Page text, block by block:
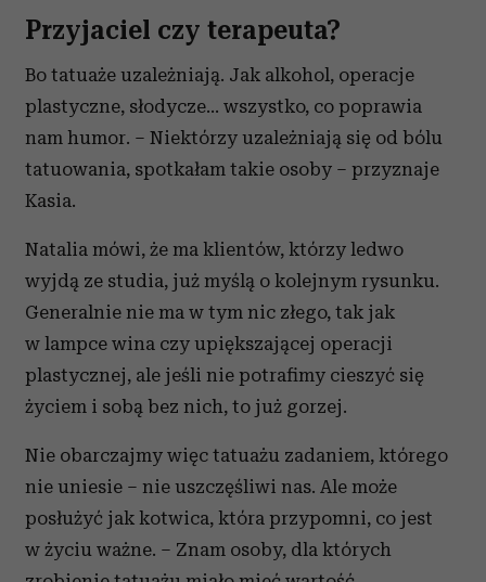
Przyjaciel czy terapeuta?
Bo tatuaże uzależniają. Jak alkohol, operacje
plastyczne, słodycze… wszystko, co poprawia
nam humor. – Niektórzy uzależniają się od bólu
tatuowania, spotkałam takie osoby – przyznaje
Kasia.
Natalia mówi, że ma klientów, którzy ledwo
wyjdą ze studia, już myślą o kolejnym rysunku.
Generalnie nie ma w tym nic złego, tak jak
w lampce wina czy upiększającej operacji
plastycznej, ale jeśli nie potrafimy cieszyć się
życiem i sobą bez nich, to już gorzej.
Nie obarczajmy więc tatuażu zadaniem, którego
nie uniesie – nie uszczęśliwi nas. Ale może
posłużyć jak kotwica, która przypomni, co jest
w życiu ważne. – Znam osoby, dla których